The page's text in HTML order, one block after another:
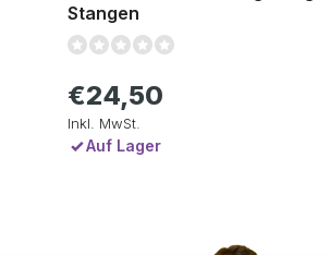
Stangen
€24,50
Inkl. MwSt.
Auf Lager